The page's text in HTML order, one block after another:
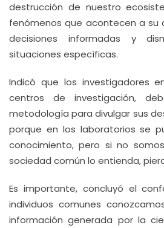
destrucción de nuestro
fenómenos que acontecen a su
decisiones informadas y
situaciones específicas.
Indicó que los investigadores
centros de investigación,
metodología para divulgar sus
porque en los laboratorios se
conocimiento, pero si no
sociedad común lo entienda,
Es importante, concluyó el
individuos comunes
información generada por la